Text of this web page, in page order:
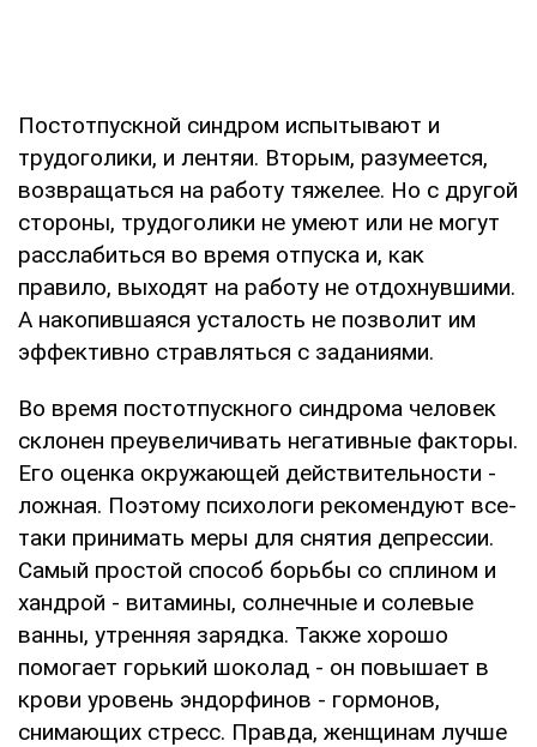
Постотпускной синдром испытывают и
трудоголики, и лентяи. Вторым, разумеется,
возвращаться на работу тяжелее. Но с другой
стороны, трудоголики не умеют или не могут
расслабиться во время отпуска и, как
правило, выходят на работу не отдохнувшими.
А накопившаяся усталость не позволит им
эффективно стравляться с заданиями.
Во время постотпускного синдрома человек
склонен преувеличивать негативные факторы.
Его оценка окружающей действительности -
ложная. Поэтому психологи рекомендуют все-
таки принимать меры для снятия депрессии.
Самый простой способ борьбы со сплином и
хандрой - витамины, солнечные и солевые
ванны, утренняя зарядка. Также хорошо
помогает горький шоколад - он повышает в
крови уровень эндорфинов - гормонов,
снимающих стресс. Правда, женщинам лучше